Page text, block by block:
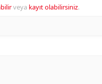
veya kayıt olabilirsiniz.